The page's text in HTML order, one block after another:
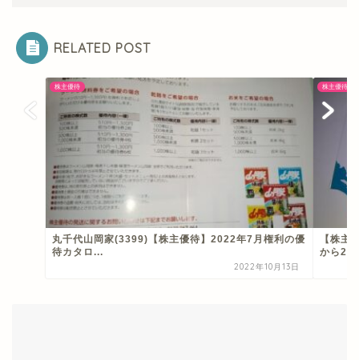
RELATED POST
株主優待
丸千代山岡家(3399)【株主優待】2022年7月権利の優
待カタロ...
2022年10月13日
株主優待
【株主
から